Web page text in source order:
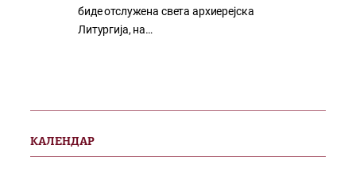
биде отслужена света архиерејска
Литургија, на…
КАЛЕНДАР